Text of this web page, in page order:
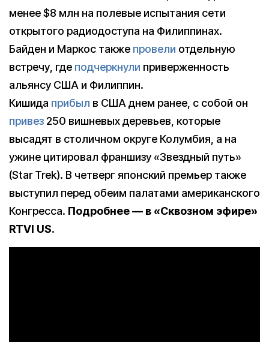
менее $8 млн на полевые испытания сети
открытого радиодоступа на Филиппинах.
Байден и Маркос также провели отдельную
встречу, где подчеркнули приверженность
альянсу США и Филиппин.
Кишида прибыл в США днем ранее, с собой он
привез 250 вишневых деревьев, которые
высадят в столичном округе Колумбия, а на
ужине цитировал франшизу «Звездный путь»
(Star Trek). В четверг японский премьер также
выступил перед обеим палатами американского
Конгресса. Подробнее — в «Сквозном эфире»
RTVI US.